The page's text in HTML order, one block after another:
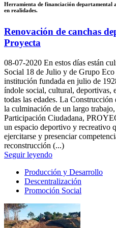
Herramienta de financiación departamental
en realidades.
Renovación de canchas
Proyecta
08-07-2020 En estos días están
Social 18 de Julio y de Grupo
institución fundada en julio de
índole social, cultural, deportivas,
todas las edades. La
la culminación de un largo
Participación Ciudadana,
un espacio deportivo y recreativo
ejercitarse y presenciar
reconstrucción (...)
Seguir leyendo
Producción y Desarrollo
Descentralización
Promoción Social